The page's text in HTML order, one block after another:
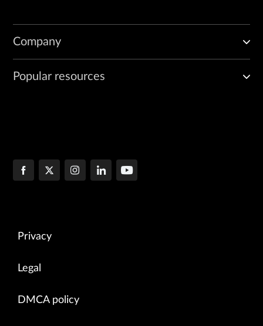
Company
Popular resources
Privacy
Legal
DMCA policy